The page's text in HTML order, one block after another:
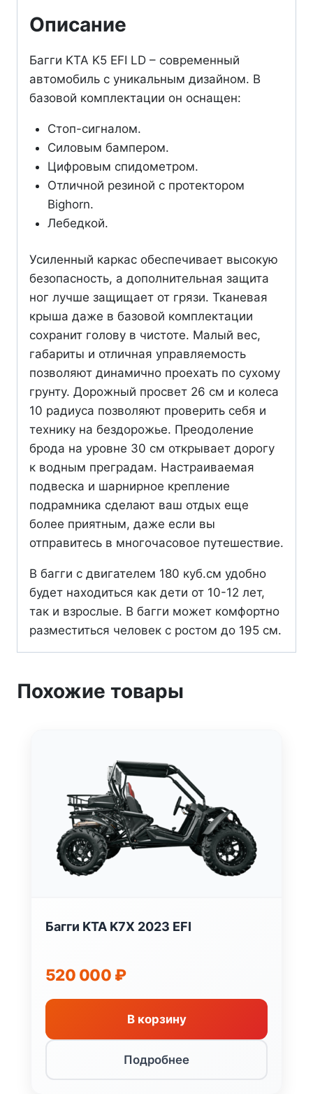
Описание
Багги KTA K5 EFI LD – современный
автомобиль с уникальным дизайном. В
базовой комплектации он оснащен:
Стоп-сигналом.
Силовым бампером.
Цифровым спидометром.
Отличной резиной с протектором
Bighorn.
Лебедкой.
Усиленный каркас обеспечивает высокую
безопасность, а дополнительная защита
ног лучше защищает от грязи. Тканевая
крыша даже в базовой комплектации
сохранит голову в чистоте. Малый вес,
габариты и отличная управляемость
позволяют динамично проехать по сухому
грунту. Дорожный просвет 26 см и колеса
10 радиуса позволяют проверить себя и
технику на бездорожье. Преодоление
брода на уровне 30 см открывает дорогу
к водным преградам. Настраиваемая
подвеска и шарнирное крепление
подрамника сделают ваш отдых еще
более приятным, даже если вы
отправитесь в многочасовое путешествие.
В багги с двигателем 180 куб.см удобно
будет находиться как дети от 10-12 лет,
так и взрослые. В багги может комфортно
разместиться человек с ростом до 195 см.
Похожие товары
Багги KTA K7X 2023 EFI
520 000 ₽
В корзину
Подробнее